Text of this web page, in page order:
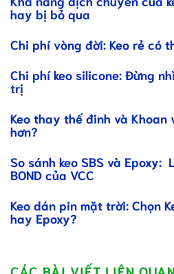
hay bị bỏ qua
Chi phí vòng đời: Keo rẻ có
Chi phí keo silicone: Đừng
trị
Keo thay thế đinh và
hơn?
So sánh keo SBS và
BOND của VCC
Keo dán pin mặt trời: Chọn
hay Epoxy?